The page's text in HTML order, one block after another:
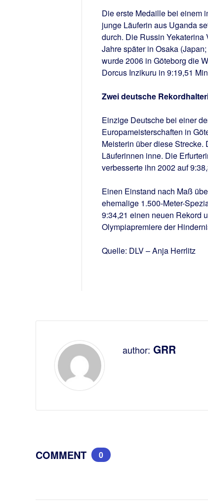
Die erste Medaille bei einem
junge Läuferin aus Uganda
durch. Die Russin
Jahre später in Osaka
wurde 2006 in Göteborg die
Dorcus Inzikuru in 9:19,51
Zwei deutsche
Einzige Deutsche bei einer
Europameisterschaften in
Meisterin über diese
Läuferinnen inne. Die
verbesserte ihn 2002 auf
Einen Einstand nach Maß
ehemalige 1.500-Meter-
9:34,21 einen neuen Rekord
Olympiapremiere der
Quelle: DLV – Anja Herrlitz
author: GRR
COMMENT 0